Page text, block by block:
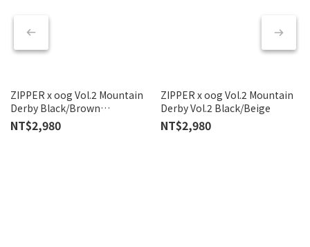
ZIPPER x oog Vol.2 Mountain
Derby Black/Brown
Crocodile-Grain Cowhide
NT$2,980
ZIPPER x oog Vol.2 Mountain
Derby Vol.2 Black/Beige
NT$2,980